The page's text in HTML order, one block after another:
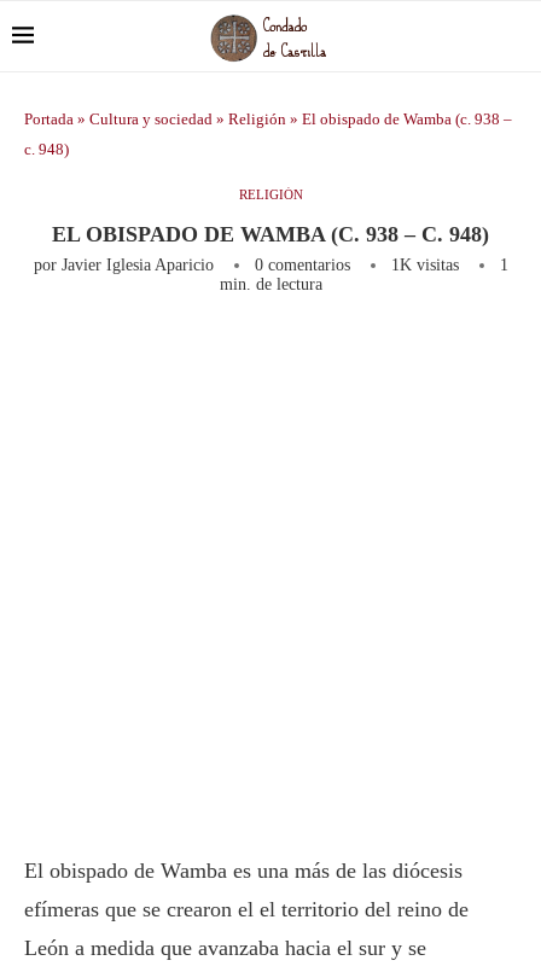
Portada » Cultura y sociedad » Religión » El obispado de Wamba (c. 938 –
c. 948)
RELIGIÓN
EL OBISPADO DE WAMBA (C. 938 – C. 948)
por Javier Iglesia Aparicio 0 comentarios 1Kvisitas
1
min. de lectura
El obispado de Wamba es una más de las diócesis
efímeras que se crearon el el territorio del reino de
León a medida que avanzaba hacia el sur y se